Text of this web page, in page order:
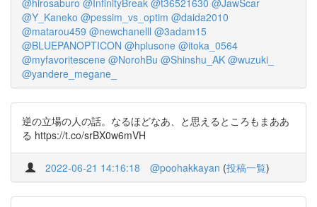
@hirosaburo @InfinityBreak @t36521630 @JawScar
@Y_Kaneko @pessim_vs_optim @daida2010
@matarou459 @newchanelll @3adam15
@BLUEPANOPTICON @hplusone @itoka_0564
@myfavoritescene @NorohBu @Shinshu_AK @wuzuki_
@yandere_megane_
逆の立場の人の話。なるほどなあ、と思えるところもまああ
る https://t.co/srBX0w6mVH
2022-06-21 14:16:18 @poohakkayan (投稿一覧)